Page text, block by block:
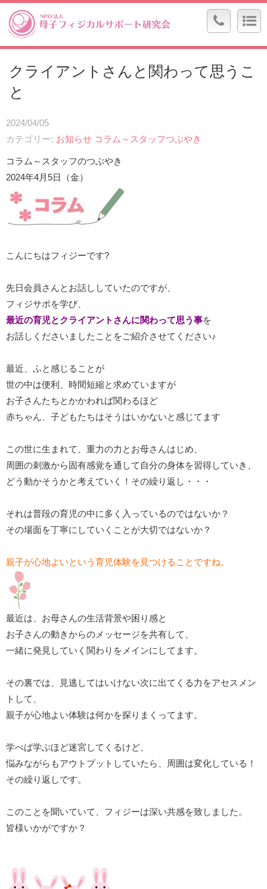
クライアントさんと関わって思うこ
と
2024/04/05
カテゴリー
お知らせ コラム～スタッフつぶやき
コラム～スタッフのつぶやき
2024年4月5日（金）
こんにちはフィジーです?
先日会員さんとお話ししていたのですが、
フィジサポを学び、
最近の育児とクライアントさんに関わって思う事を
お話しくださいましたことをご紹介させてください♪
最近、ふと感じることが
世の中は便利、時間短縮と求めていますが
お子さんたちとかかわれば関わるほど
赤ちゃん、子どもたちはそうはいかないと感じてます
この世に生まれて、重力の力とお母さんはじめ、
周囲の刺激から固有感覚を通して自分の身体を習得していき、
どう動かそうかと考えていく！その繰り返し・・・
それは普段の育児の中に多く入っているのではないか？
その場面を丁寧にしていくことが大切ではないか？
親子が心地よいという育児体験を見つけることですね。
最近は、お母さんの生活背景や困り感と
お子さんの動きからのメッセージを共有して、
一緒に発見していく関わりをメインにしてます。
その裏では、見逃してはいけない次に出てくる力をアセスメン
トして、
親子が心地よい体験は何かを探りまくってます。
学べば学ぶほど迷宮してくるけど、
悩みながらもアウトプットしていたら、周囲は変化している！
その繰り返しです。
このことを聞いていて、フィジーは深い共感を致しました。
皆様いかがですか？